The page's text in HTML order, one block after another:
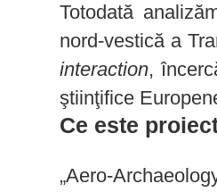
Totodată
nord-vestică a
interaction,
ştiinţifice
Ce este
„Aero-